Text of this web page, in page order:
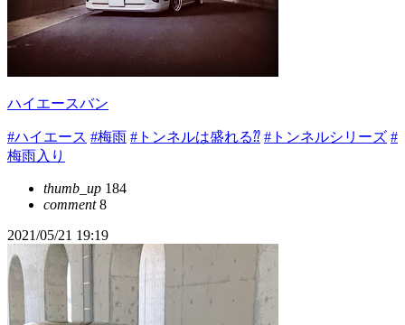
ハイエースバン
#ハイエース #梅雨 #トンネルは盛れる⁇ #トンネルシリーズ #
梅雨入り
thumb_up 184
comment8
2021/05/21 19:19